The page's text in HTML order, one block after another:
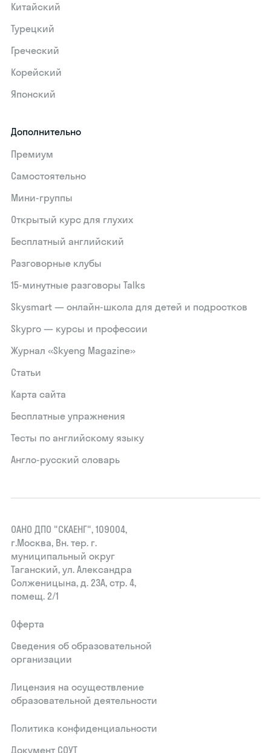
Китайский
Турецкий
Греческий
Корейский
Японский
Дополнительно
Премиум
Самостоятельно
Мини-группы
Открытый курс для глухих
Бесплатный английский
Разговорные клубы
15‑минутные разговоры Talks
Skysmart — онлайн-школа для детей и подростков
Skypro — курсы и профессии
Журнал «Skyeng Magazine»
Статьи
Карта сайта
Бесплатные упражнения
Тесты по английскому языку
Англо-русский словарь
ОАНО ДПО "СКАЕНГ", 109004,
г.Москва, Вн. тер. г.
муниципальный округ
Таганский, ул. Александра
Солженицына, д. 23А, стр. 4,
помещ. 2/1
Оферта
Сведения об образовательной
организации
Лицензия на осуществление
образовательной деятельности
Политика конфиденциальности
Документ СОУТ